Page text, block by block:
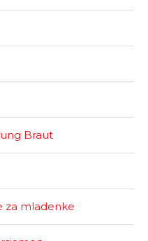
Braut
za mladenke